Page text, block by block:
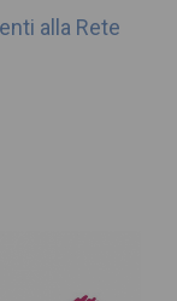
alla Rete